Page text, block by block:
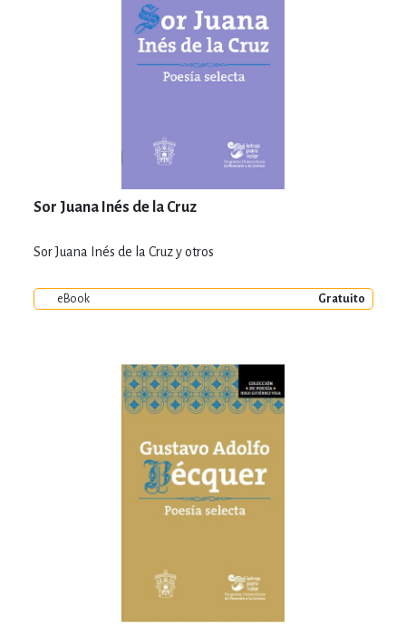
Sor Juana Inés de la Cruz
Sor Juana Inés de la Cruz y otros
eBook Gratuito